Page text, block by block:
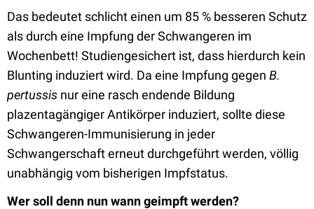
Das bedeutet schlicht einen um 85 % besseren Schutz
als durch eine Impfung der Schwangeren im
Wochenbett! Studiengesichert ist, dass hierdurch kein
Blunting induziert wird. Da eine Impfung gegen B.
pertussis nur eine rasch endende Bildung
plazentagängiger Antikörper induziert, sollte diese
Schwangeren-Immunisierung in jeder
Schwangerschaft erneut durchgeführt werden, völlig
unabhängig vom bisherigen Impfstatus.
Wer soll denn nun wann geimpft werden?